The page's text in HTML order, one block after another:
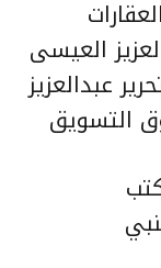
العيسى
عبدالعزيز
التسويق